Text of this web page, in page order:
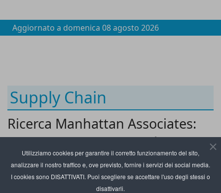
Utilizziamo cookies per garantire il corretto funzionamento del sito,
analizzare il nostro traffico e, ove previsto, fornire i servizi dei social media.
I cookies sono DISATTIVATI. Puoi scegliere se accettare l'uso degli stessi o
disattivarli.
Aggiornato a domenica 08 agosto 2026
Supply Chain
Ricerca Manhattan Associates:
l’agentic AI rivoluzionerà i
trasporti